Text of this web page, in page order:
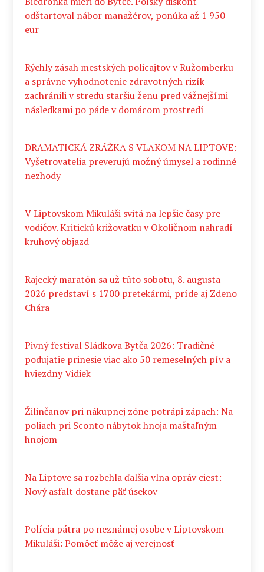
odštartoval nábor manažérov, ponúka až 1 950
eur
Rýchly zásah mestských policajtov v Ružomberku
a správne vyhodnotenie zdravotných rizík
zachránili v stredu staršiu ženu pred vážnejšími
následkami po páde v domácom prostredí
DRAMATICKÁ ZRÁŽKA S VLAKOM NA LIPTOVE:
Vyšetrovatelia preverujú možný úmysel a rodinné
nezhody
V Liptovskom Mikuláši svitá na lepšie časy pre
vodičov. Kritickú križovatku v Okoličnom nahradí
kruhový objazd
Rajecký maratón sa už túto sobotu, 8. augusta
2026 predstaví s 1700 pretekármi, príde aj Zdeno
Chára
Pivný festival Sládkova Bytča 2026: Tradičné
podujatie prinesie viac ako 50 remeselných pív a
hviezdny Vidiek
Žilinčanov pri nákupnej zóne potrápi zápach: Na
poliach pri Sconto nábytok hnoja maštaľným
hnojom
Na Liptove sa rozbehla ďalšia vlna opráv ciest:
Nový asfalt dostane päť úsekov
Polícia pátra po neznámej osobe v Liptovskom
Mikuláši: Pomôcť môže aj verejnosť